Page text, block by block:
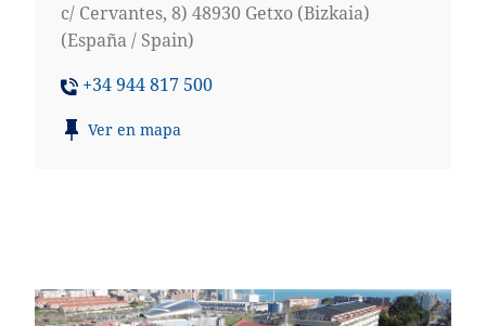
c/ Cervantes, 8) 48930 Getxo (Bizkaia)
(España / Spain)
+34 944 817 500
Ver en mapa